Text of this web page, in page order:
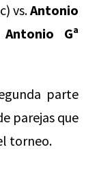
vs.Antonio
Gª
parte
parejas que
torneo.